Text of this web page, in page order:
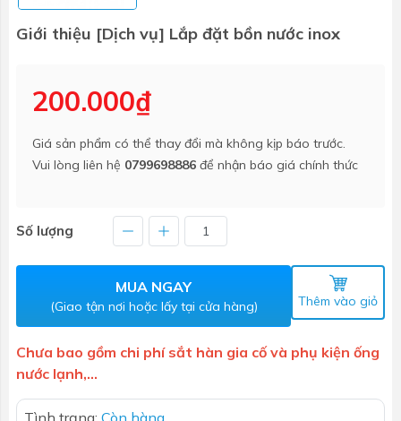
Giới thiệu [Dịch vụ] Lắp đặt bồn nước inox
200.000₫
Giá sản phẩm có thể thay đổi mà không kịp báo trước.
Vui lòng liên hệ 0799698886 để nhận báo giá chính thức
Số lượng
MUA NGAY
(Giao tận nơi hoặc lấy tại cửa hàng) Thêm vào giỏ
Chưa bao gồm chi phí sắt hàn gia cố và phụ kiện ống
nước lạnh,...
Tình trạng: Còn hàng